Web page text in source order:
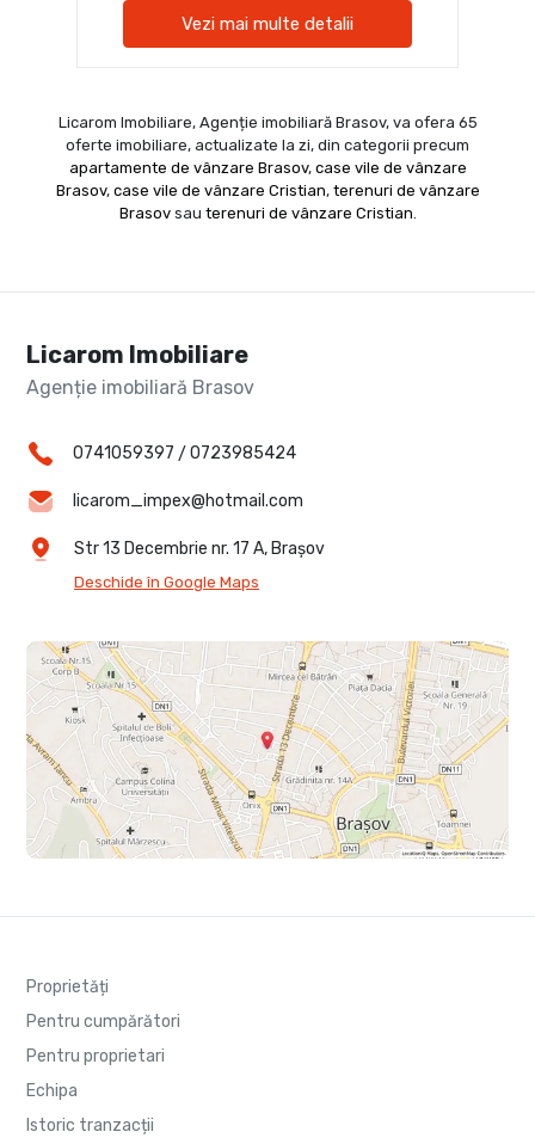
Vezi mai multe detalii
Licarom Imobiliare, Agenție imobiliară Brasov, va ofera 65
oferte imobiliare, actualizate la zi, din categorii precum
apartamente de vânzare Brasov, case vile de vânzare
Brasov, case vile de vânzare Cristian, terenuri de vânzare
Brasovsau terenuri de vânzare Cristian
Licarom Imobiliare
Agenție imobiliară Brasov
0741059397 /0723985424
licarom_impex@hotmail.com
Str 13 Decembrie nr. 17 A, Brașov
Deschide în Google Maps
Proprietăți
Pentru cumpărători
Pentru proprietari
Echipa
Istoric tranzacții